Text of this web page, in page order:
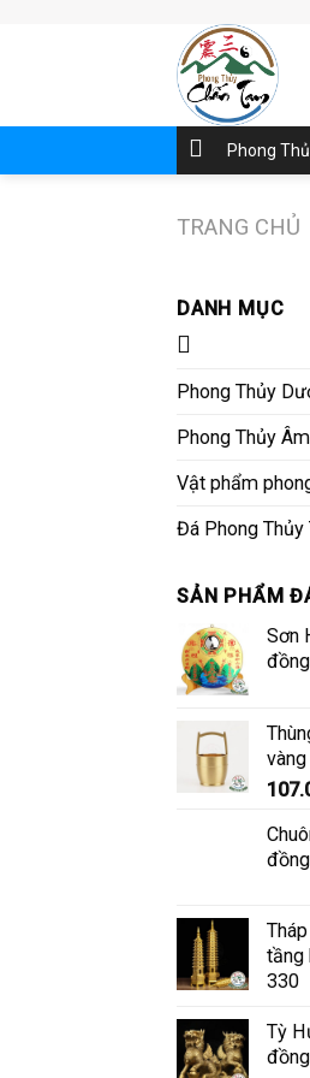
Phong
TRANG CHỦ
DANH MỤC
Phong Thủy
Phong Thủy
Vật phẩm
Đá Phong Thủy
SẢN PHẨM
Sơn
tầng
330
Tỳ